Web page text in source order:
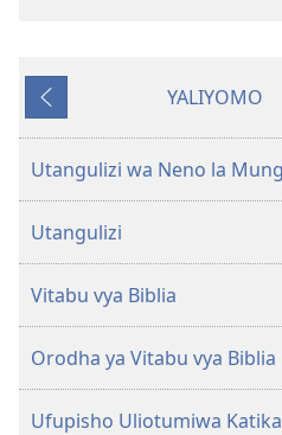
ya
Biblia
Takatifu
ya
Mpya
(Toleo
la
2017)
za
Biblia
ya
(Toleo
la
2017)
Inayotangulia
YALIYOMO
Utangulizi wa Neno la
Utangulizi
Vitabu vya Biblia
Orodha ya Vitabu vya Biblia
Ufupisho Uliotumiwa